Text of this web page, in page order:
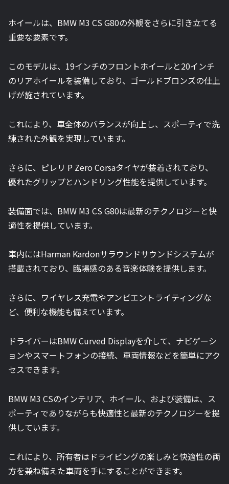
ホイールは、BMW M3 CS G80の外観をさらに引き立てる
重要な要素です。
このモデルは、19インチのフロントホイールと20インチ
のリアホイールを装備しており、ゴールドブロンズの仕上
げが施されています。
これにより、車全体のバランスが向上し、スポーティで洗
練された外観を実現しています。
さらに、ピレリ P Zero Corsaタイヤが装着されており、
優れたグリップとハンドリング性能を提供しています。
装備面では、BMW M3 CS G80は最新のテクノロジーと快
適性を提供しています。
車内にはHarman Kardonサラウンドサウンドシステムが
搭載されており、臨場感のある音楽体験を提供します。
さらに、ワイヤレス充電やアンビエントライティングな
ど、便利な機能も備えています。
ドライバーはBMW Curved Displayを介して、ナビゲーシ
ョンやスマートフォンの接続、車両情報などを簡単にアク
セスできます。
BMW M3 CSのインテリア、ホイール、および装備は、ス
ポーティでありながらも快適性と最新のテクノロジーを提
供しています。
これにより、所有者はドライビングの楽しみと快適性の両
方を兼ね備えた車両を手にすることができます。